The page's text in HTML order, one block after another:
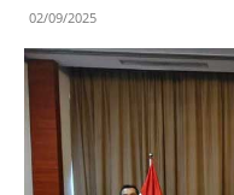
02/09/2025